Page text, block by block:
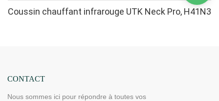
Coussin chauffant infrarouge UTK Neck Pro, H41N3
CONTACT
Nous sommes ici pour répondre à toutes vos